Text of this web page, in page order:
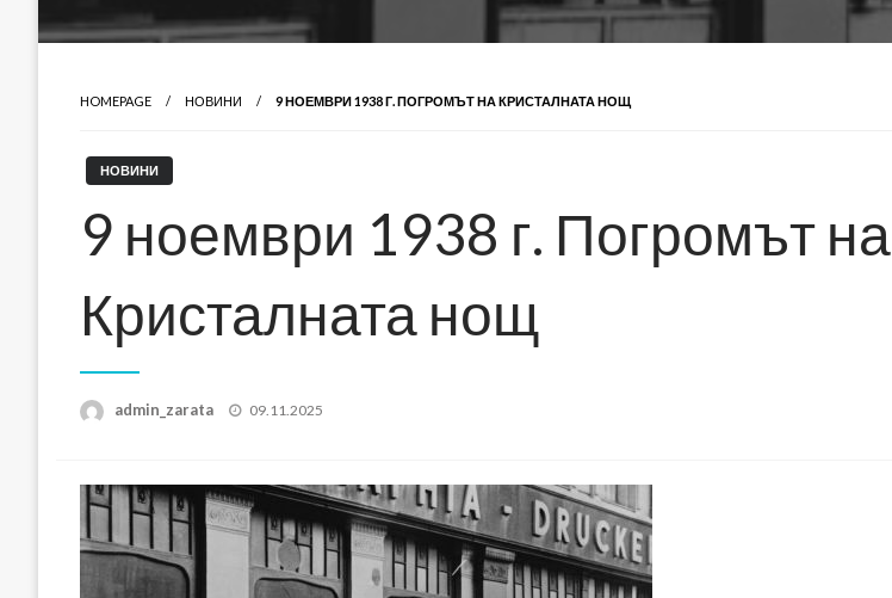
HOMEPAGE НОВИНИ 9 НОЕМВРИ 1938 Г. ПОГРОМЪТ НА КРИСТАЛНАТА НОЩ
НОВИНИ
9 ноември 1938 г. Погромът на
Кристалната нощ
admin_zarata
Posted
09.11.2025